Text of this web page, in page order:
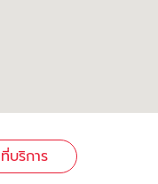
บริการ